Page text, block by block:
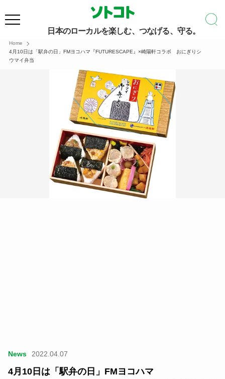
日本のローカルを楽しむ、つなげる、守る。
Home
4月10日は「駅弁の日」FMヨコハマ『FUTURESCAPE』×崎陽軒コラボ おにぎりシ
ウマイ弁当
News 2022.04.07
4月10日は「駅弁の日」FMヨコハマ